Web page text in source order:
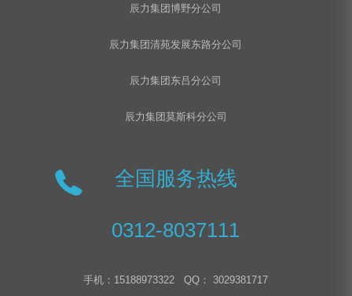
辰力集团博野分公司
辰力集团清苑发展东路分公司
辰力集团东吕分公司
辰力集团莫斯科分公司
全国服务热线
0312-8037111
手机：15188973322 QQ： 3029381717